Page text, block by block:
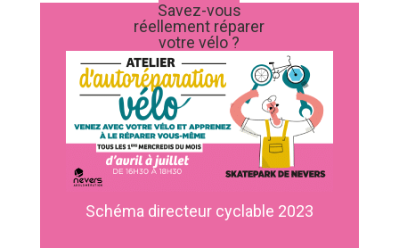
Savez-vous
réellement réparer
votre vélo ?
Schéma directeur cyclable 2023